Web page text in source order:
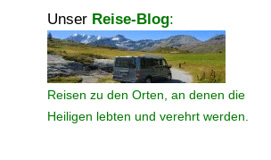
Unser Reise-Blog:
Reisen zu den Orten, an denen die
Heiligen lebten und verehrt werden.